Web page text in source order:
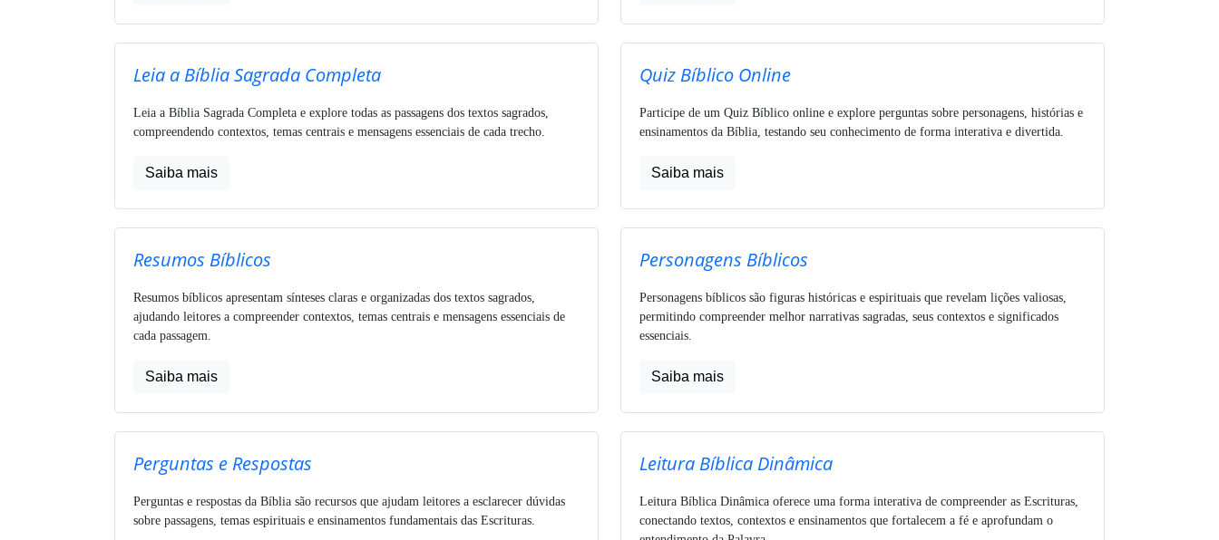
Leia a Bíblia Sagrada Completa
Leia a Bíblia Sagrada Completa e explore todas as passagens dos textos sagrados,
compreendendo contextos, temas centrais e mensagens essenciais de cada trecho.
Saiba mais
Quiz Bíblico Online
Participe de um Quiz Bíblico online e explore perguntas sobre personagens, histórias e
ensinamentos da Bíblia, testando seu conhecimento de forma interativa e divertida.
Saiba mais
Resumos Bíblicos
Resumos bíblicos apresentam sínteses claras e organizadas dos textos sagrados,
ajudando leitores a compreender contextos, temas centrais e mensagens essenciais de
cada passagem.
Saiba mais
Personagens Bíblicos
Personagens bíblicos são figuras históricas e espirituais que revelam lições valiosas,
permitindo compreender melhor narrativas sagradas, seus contextos e significados
essenciais.
Saiba mais
Perguntas e Respostas
Perguntas e respostas da Bíblia são recursos que ajudam leitores a esclarecer dúvidas
sobre passagens, temas espirituais e ensinamentos fundamentais das Escrituras.
Leitura Bíblica Dinâmica
Leitura Bíblica Dinâmica oferece uma forma interativa de compreender as Escrituras,
conectando textos, contextos e ensinamentos que fortalecem a fé e aprofundam o